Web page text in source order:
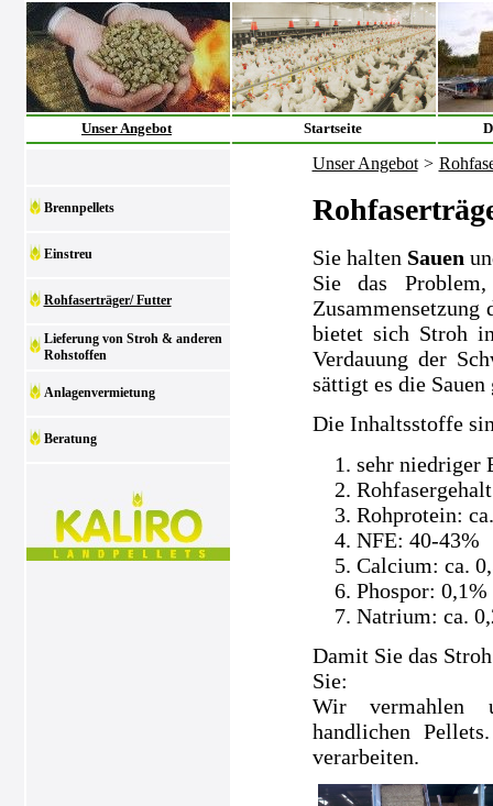
Unser Angebot Startseite
Brennpellets
Einstreu
Rohfaserträger/ Futter
Lieferung von Stroh & anderen
Rohstoffen
Anlagenvermietung
Beratung
Unser Angebot >
Sie halten Sauen
Sie das
bietet sich Stroh
Verdauung der
sättigt es die Sauen
Die Inhaltsstoffe
sehr niedriger
Rohprotein:
NFE: 40-43%
Calcium: ca.
Phospor: 0,1%
Natrium: ca.
Damit Sie das
Sie:
Wir vermahlen
handlichen
verarbeiten.